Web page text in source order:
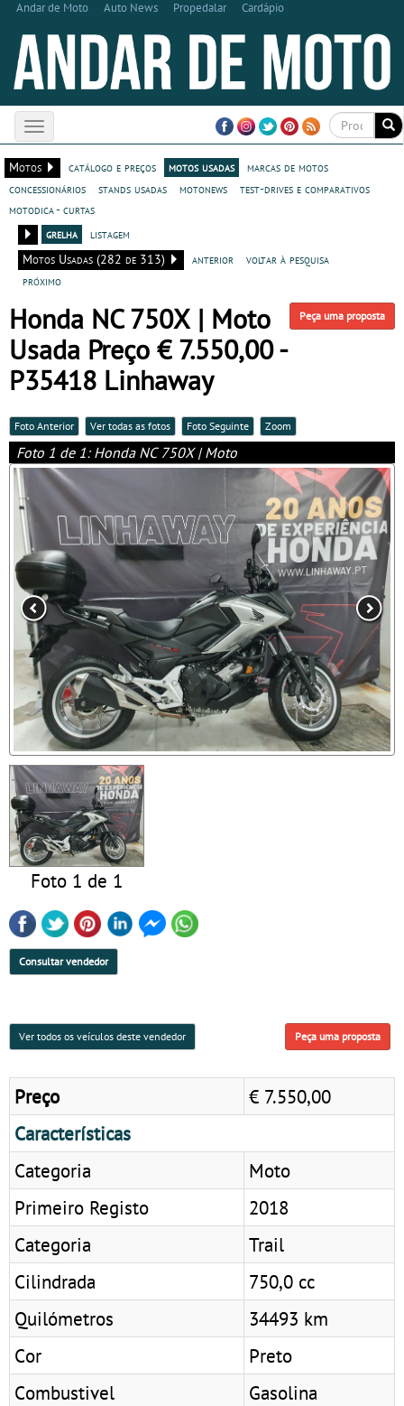
Andar de Moto Auto News Propedalar Cardápio
Toggle
navigation
Motos
catálogo e preços motos usadas
marcas de motos
concessionários
stands usadas motonews
test-drives e comparativos
motodica - curtas
grelha
listagem
Motos Usadas (282 de 313)
anterior
voltar à pesquisa
próximo
Peça uma proposta
Honda NC 750X | Moto
Usada Preço € 7.550,00 -
P35418 Linhaway
Foto Anterior Ver todas as fotos Foto Seguinte Zoom
Foto 1 de 1: Honda NC 750X | Moto
Foto 1 de 1
Consultar vendedor
Ver todos os veículos deste vendedor Peça uma proposta
Preço
€ 7.550,00
Características
Categoria
Moto
Primeiro Registo
2018
Categoria
Trail
Cilindrada
750,0 cc
Quilómetros
34493 km
Cor
Preto
Combustivel
Gasolina